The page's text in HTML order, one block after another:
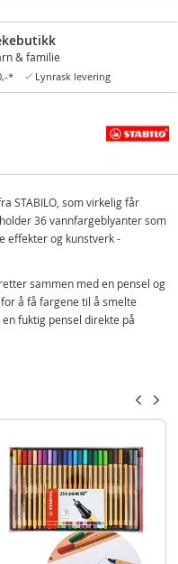
& familie
* Lynrask levering
STABILO, som virkelig får
36 vannfargeblyanter som
effekter og kunstverk -
sammen med en pensel og
å få fargene til å smelte
fuktig pensel direkte på